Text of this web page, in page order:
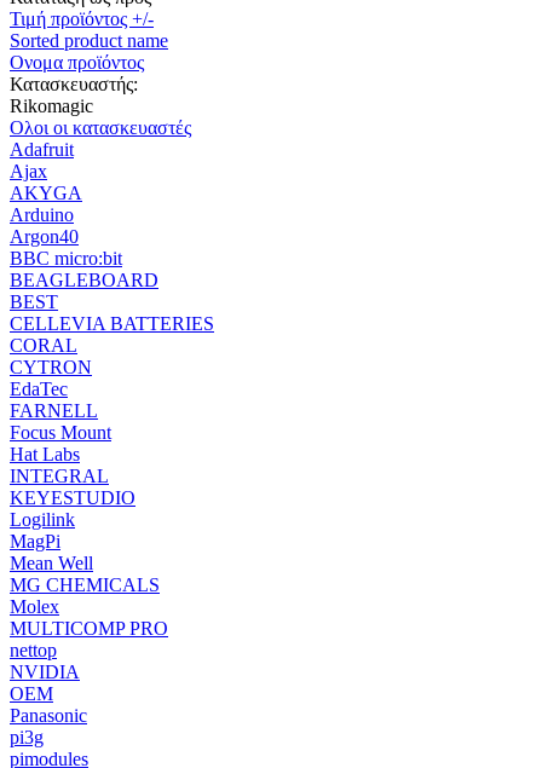
Τιμή προϊόντος +/-
Sorted product name
Ονομα προϊόντος
Κατασκευαστής:
Rikomagic
Ολοι οι κατασκευαστές
Adafruit
Ajax
AKYGA
Arduino
Argon40
BBC micro:bit
BEAGLEBOARD
BEST
CELLEVIA BATTERIES
CORAL
CYTRON
EdaTec
FARNELL
Focus Mount
Hat Labs
INTEGRAL
KEYESTUDIO
Logilink
MagPi
Mean Well
MG CHEMICALS
Molex
MULTICOMP PRO
nettop
NVIDIA
OEM
Panasonic
pi3g
pimodules